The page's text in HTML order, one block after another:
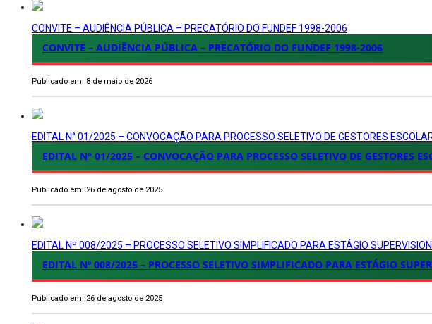
CONVITE – AUDIÊNCIA PÚBLICA – PRECATÓRIO DO FUNDEF 1998-2006
CONVITE – AUDIÊNCIA PÚBLICA – PRECATÓRIO DO FUNDEF 1998-2006
Publicado em: 8 de maio de 2026
EDITAL N° 01/2025 – CONVOCAÇÃO PARA PROCESSO SELETIVO DE GESTORES
EDITAL N° 01/2025 – CONVOCAÇÃO PARA PROCESSO SELETIVO DE GESTORES
Publicado em: 26 de agosto de 2025
EDITAL Nº 008/2025 – PROCESSO SELETIVO SIMPLIFICADO PARA ESTÁGIO
EDITAL Nº 008/2025 – PROCESSO SELETIVO SIMPLIFICADO PARA ESTÁGIO
Publicado em: 26 de agosto de 2025